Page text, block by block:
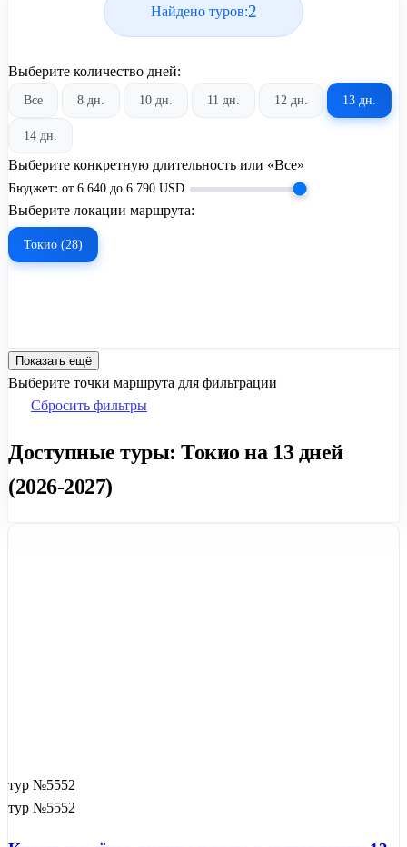
Найдено туров:2
Выберите количество дней:
Все 8 дн. 10 дн. 11 дн. 12 дн. 13 дн.
14 дн.
Выберите конкретную длительность или «Все»
Бюджет: от 6 640 до 6 790 USD
Выберите локации маршрута:
Токио (28)
Показать ещё
Выберите точки маршрута для фильтрации
Сбросить фильтры
Доступные туры: Токио на 13 дней
(2026-2027)
тур №5552
тур №5552